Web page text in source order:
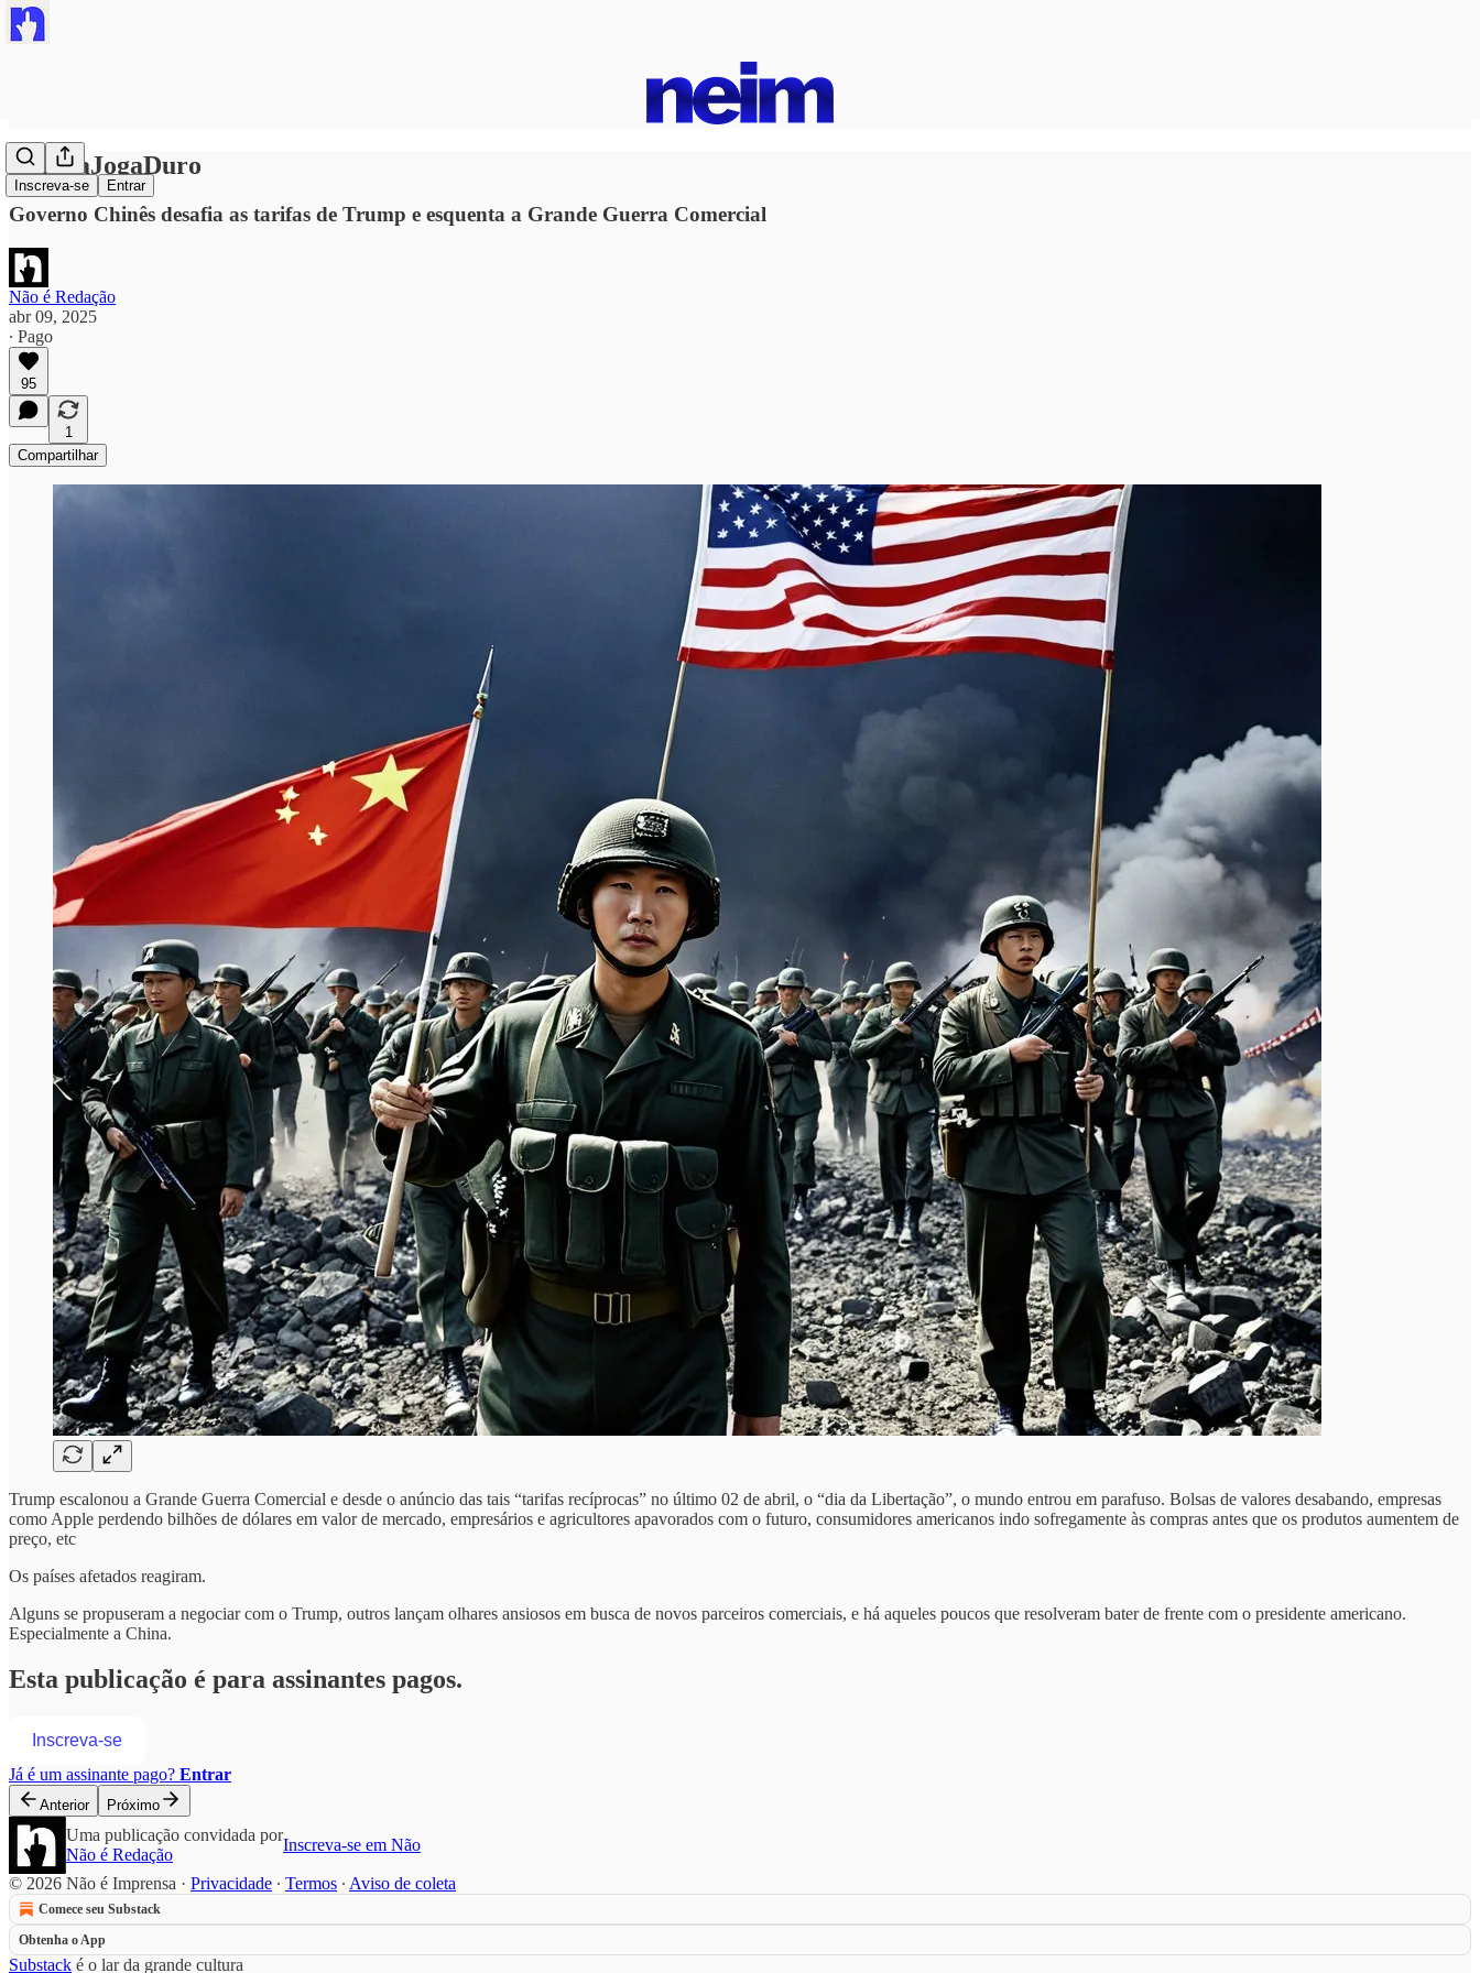
Inscreva-se Entrar
#ChinaJogaDuro
Governo Chinês desafia as tarifas de Trump e esquenta a Grande Guerra Comercial
Não é Redação
abr 09, 2025
∙ Pago
95
1
Compartilhar
Trump escalonou a Grande Guerra Comercial e desde o anúncio das tais “tarifas recíprocas” no último 02 de abril, o “dia da Libertação”, o mundo entrou em parafuso. Bolsas de valores desabando, empresas
como Apple perdendo bilhões de dólares em valor de mercado, empresários e agricultores apavorados com o futuro, consumidores americanos indo sofregamente às compras antes que os produtos aumentem de
preço, etc
Os países afetados reagiram.
Alguns se propuseram a negociar com o Trump, outros lançam olhares ansiosos em busca de novos parceiros comerciais, e há aqueles poucos que resolveram bater de frente com o presidente americano.
Especialmente a China.
Esta publicação é para assinantes pagos.
Inscreva-se
Já é um assinante pago? Entrar
Anterior Próximo
Uma publicação convidada por
Não é Redação
Inscreva-se em Não
© 2026 Não é Imprensa · Privacidade ∙ Termos ∙ Aviso de coleta
Comece seu Substack
Obtenha o App
Substack é o lar da grande cultura